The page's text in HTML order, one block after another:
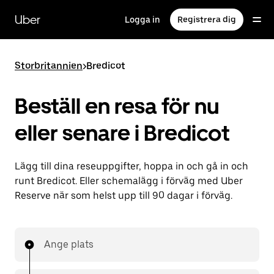
huvudinnehållet
Uber Logga in Registrera dig
Storbritannien>Bredicot
Beställ en resa för nu
eller senare i Bredicot
Lägg till dina reseuppgifter, hoppa in och gå in och
runt Bredicot. Eller schemalägg i förväg med Uber
Reserve när som helst upp till 90 dagar i förväg.
Ange plats